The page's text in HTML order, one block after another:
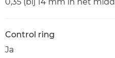
Control ring
Ja